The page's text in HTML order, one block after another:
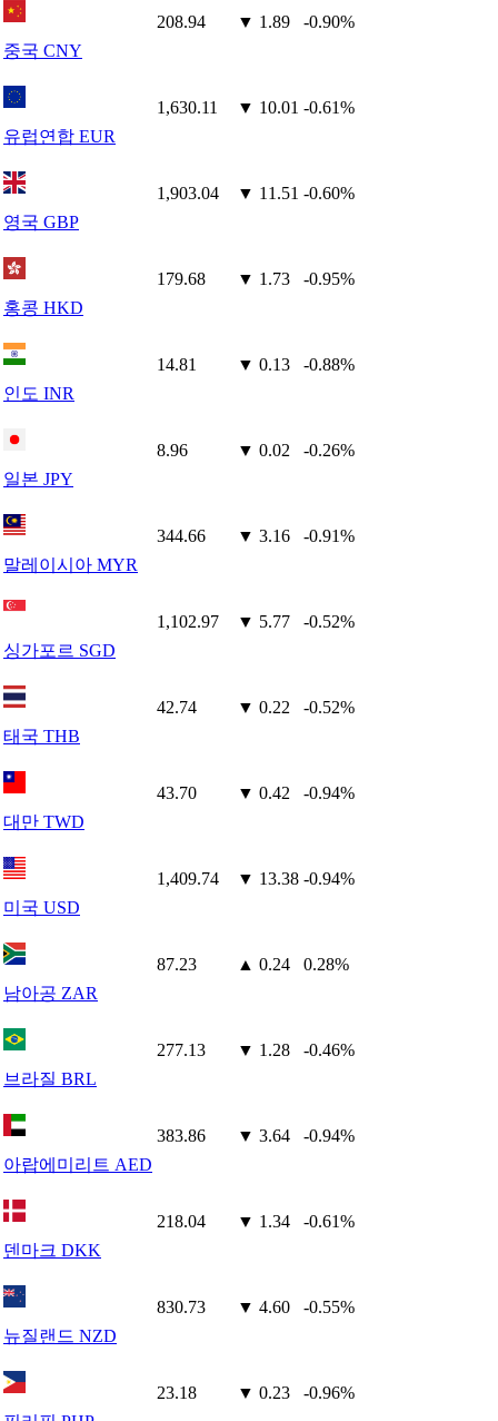
중국 CNY
208.94 ▼ 1.89 -0.90%
유럽연합 EUR
1,630.11 ▼ 10.01 -0.61%
영국 GBP
1,903.04 ▼ 11.51 -0.60%
홍콩 HKD
179.68 ▼ 1.73 -0.95%
인도 INR
14.81 ▼ 0.13 -0.88%
일본 JPY
8.96 ▼ 0.02 -0.26%
말레이시아 MYR
344.66 ▼ 3.16 -0.91%
싱가포르 SGD
1,102.97 ▼ 5.77 -0.52%
태국 THB
42.74 ▼ 0.22 -0.52%
대만 TWD
43.70 ▼ 0.42 -0.94%
미국 USD
1,409.74 ▼ 13.38 -0.94%
남아공 ZAR
87.23 ▲ 0.24 0.28%
브라질 BRL
277.13 ▼ 1.28 -0.46%
아랍에미리트 AED
383.86 ▼ 3.64 -0.94%
덴마크 DKK
218.04 ▼ 1.34 -0.61%
뉴질랜드 NZD
830.73 ▼ 4.60 -0.55%
23.18 ▼ 0.23 -0.96%